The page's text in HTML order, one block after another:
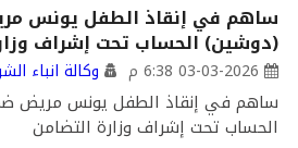
ساهم في إنقاذ الطفل يونس
(دوشين) الحساب تحت إشراف
03-03-2026 6:38 م وكالة انباء
ساهم في إنقاذ الطفل يونس مريض
الحساب تحت إشراف وزارة التضامن